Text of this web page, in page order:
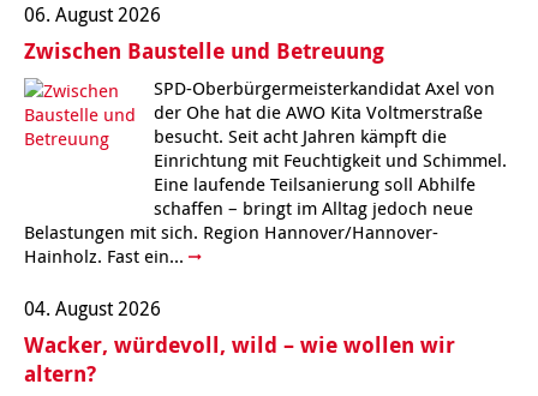
06. August 2026
Zwischen Baustelle und Betreuung
SPD-Oberbürgermeisterkandidat Axel von
der Ohe hat die AWO Kita Voltmerstraße
besucht. Seit acht Jahren kämpft die
Einrichtung mit Feuchtigkeit und Schimmel.
Eine laufende Teilsanierung soll Abhilfe
schaffen – bringt im Alltag jedoch neue
Belastungen mit sich. Region Hannover/Hannover-
Hainholz. Fast ein...
04. August 2026
Wacker, würdevoll, wild – wie wollen wir
altern?